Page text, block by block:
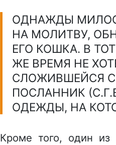
ОДНАЖДЫ
НА МОЛИТВУ,
ЕГО КОШКА. В
ЖЕ ВРЕМЯ НЕ
СЛОЖИВШЕЙСЯ
ПОСЛАННИК
ОДЕЖДЫ, НА
Кроме того, один из